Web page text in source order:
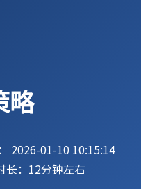
略
2026-01-10 10:15:14
长：12分钟左右